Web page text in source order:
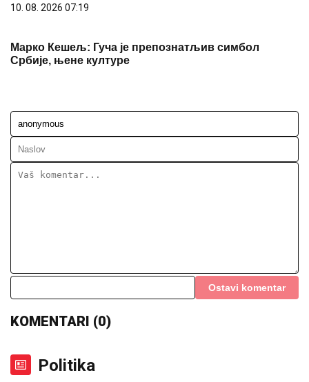
10. 08. 2026 07:19
Марко Кешељ: Гуча је препознатљив симбол
Србије, њене културе
Ostavi komentar
KOMENTARI (0)
Politika